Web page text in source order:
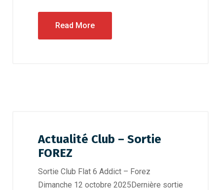
Read More
Actualité Club – Sortie
FOREZ
Sortie Club Flat 6 Addict – Forez
Dimanche 12 octobre 2025Dernière sortie